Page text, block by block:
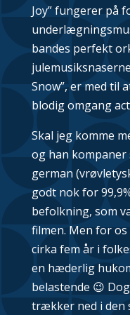
Joy” fungerer på
bandes perfekt
Snow”, er med til
blodig omgang
Skal jeg komme
og han kompaner
german
godt nok for
befolkning, som
filmen. Men for
cirka fem år i
en hæderlig
belastende 😉
trækker ned i den